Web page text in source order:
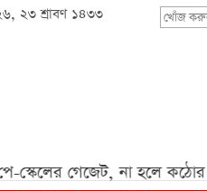
২৩ শ্রাবণ ১৪৩৩
খোঁজ
গেজেট, না হলে কঠোর